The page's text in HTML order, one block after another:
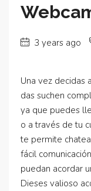
3 years ago
Una vez decidas
das suchen
ya que puedes
o a través de tu
te permite
fácil
puedan acordar
Dieses valioso